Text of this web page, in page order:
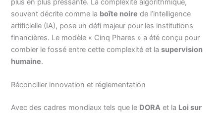
plus en plus pressante. La complexité algorithmique,
souvent décrite comme la boîte noire de l’intelligence
artificielle (IA), pose un défi majeur pour les institutions
financières. Le modèle « Cinq Phares » a été conçu pour
combler le fossé entre cette complexité et lasupervision
humaine.
Réconcilier innovation et réglementation
Avec des cadres mondiaux tels que le DORA et la Loi sur